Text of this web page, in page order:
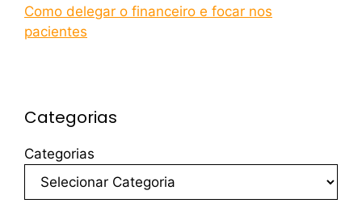
Como delegar o financeiro e focar nos
pacientes
Categorias
Categorias